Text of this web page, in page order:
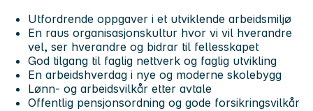
Utfordrende oppgaver i et utviklende arbeidsmiljø
En raus organisasjonskultur hvor vi vil hverandre
vel, ser hverandre og bidrar til fellesskapet
God tilgang til faglig nettverk og faglig utvikling
En arbeidshverdag i nye og moderne skolebygg
Lønn- og arbeidsvilkår etter avtale
Offentlig pensjonsordning og gode forsikringsvilkår